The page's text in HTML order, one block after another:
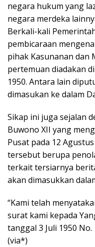
negara hukum yang
negara merdeka
Berkali-kali
pembicaraan
pihak Kasunanan dan
pertemuan diadakan
1950. Antara lain
dimasukan ke dalam
Sikap ini juga sejalan
Buwono XII yang
Pusat pada 12
tersebut berupa
terkait tersiarnya
akan dimasukkan
“Kami telah
surat kami kepada
tanggal 3 Juli 1950 No.
(via*)